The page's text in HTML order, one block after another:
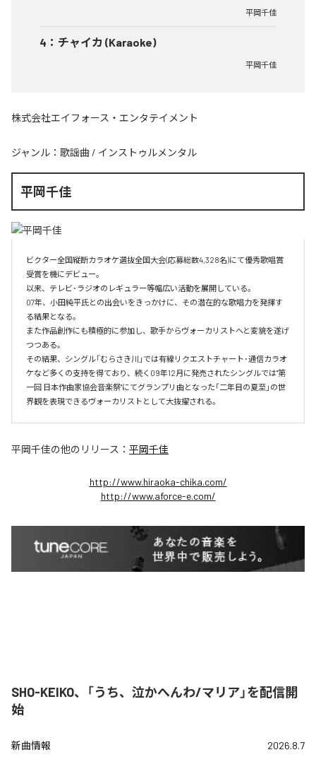
平岡千佳
4 ： チャイカ (Karaoke)
平岡千佳
株式会社エイフォース・エンタテイメント
ジャンル： 歌謡曲 / インストゥルメンタル
平岡千佳
ビクター全国縦断カラオケ選抜全国大会(応募総数4,328名)にて優秀歌唱賞
受賞を機にデビュー。
以来、テレビ･ラジオのレギュラー等幅広い活動を展開している。
07年、小田純平氏との出会いをきっかけに、その潜在的な歌唱力を発揮す
る結果となる。
また作品創作にも積極的に参加し、歌手からヴォーカリストへと変貌を遂げ
つつある。
その結果、シングル「むらさき川」では有線リクエストチャート･通信カラオ
ケなど多くの支持を得ており、続く09年12月に発売されたシングルでは"第
一回 日本作曲家協会音楽祭"にてグランプリ曲となった「二年目の夏至」の世
界観を表現できるヴォーカリストとして大抜擢される。
平岡千佳の他のリリース： 平岡千佳
http://www.hiraoka-chika.com/
http://www.aforce-e.com/
SHO-KEIKO、「うち、泣かへんわ/マリア」を配信開
始
新曲情報 2026.8.7